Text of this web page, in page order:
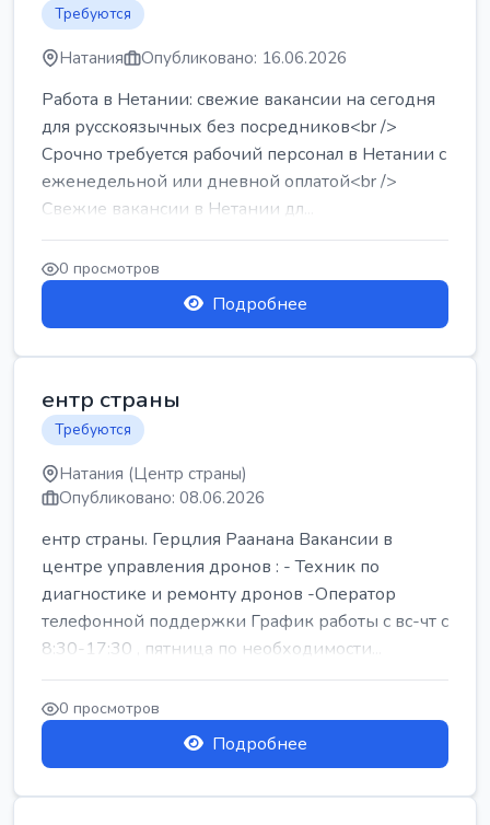
Требуются
Натания Опубликовано: 16.06.2026
Работа в Нетании: свежие вакансии на сегодня
для русскоязычных без посредников<br />
Срочно требуется рабочий персонал в Нетании с
еженедельной или дневной оплатой<br />
Свежие вакансии в Нетании дл...
0 просмотров
Подробнее
ентр страны
Требуются
Натания (Центр страны)
Опубликовано: 08.06.2026
ентр страны. Герцлия Раанана Вакансии в
центре управления дронов : - Техник по
диагностике и ремонту дронов -Оператор
телефонной поддержки График работы с вс-чт с
8:30-17:30 , пятница по необходимости...
0 просмотров
Подробнее